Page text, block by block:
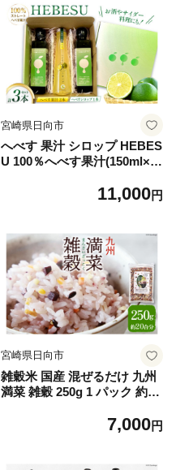
52061655] 蛤 はまぐり 卓上
ゲーム テーブルゲーム
宮崎県日向市
へべす 果汁 シロップ HEBES
U 100％へべす果汁(150ml×2
本)計3本セット [ひむか農園
柑橘 ヘベス 宮崎 ビタミンC
アミノ酸
11,000円
宮崎県日向市
雑穀米 国産 混ぜるだけ 九州
満菜 雑穀 250g 1 パック 約20
52061133] 黒米 玄米 もち麦
7,000円